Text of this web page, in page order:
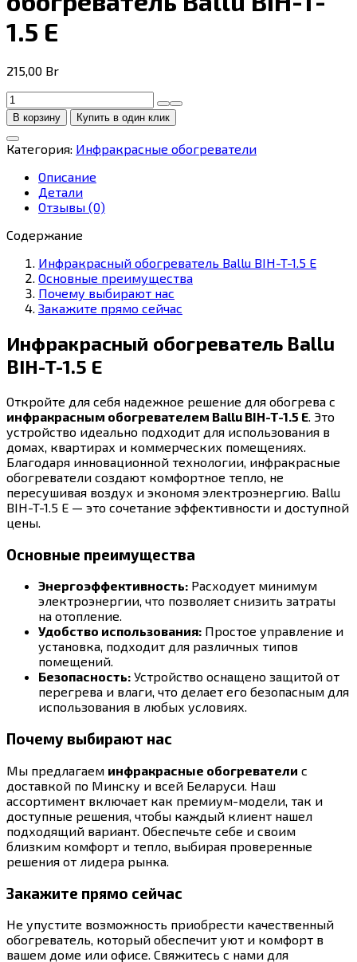
1.5 E
215,00 Br
Количество
товара
Инфракрасный
обогреватель
Ballu
BIH-
В корзину Купить в один клик
Категория: Инфракрасные обогреватели
Описание
Детали
Отзывы (0)
Содержание
Инфракрасный обогреватель Ballu BIH-T-1.5 E
Основные преимущества
Почему выбирают нас
Закажите прямо сейчас
Инфракрасный обогреватель Ballu
BIH-T-1.5 E
Откройте для себя надежное решение для обогрева с
инфракрасным обогревателем Ballu BIH-T-1.5 E. Это
устройство идеально подходит для использования в
домах, квартирах и коммерческих помещениях.
Благодаря инновационной технологии, инфракрасные
обогреватели создают комфортное тепло, не
пересушивая воздух и экономя электроэнергию. Ballu
BIH-T-1.5 E — это сочетание эффективности и доступной
цены.
Основные преимущества
Энергоэффективность: Расходует минимум
электроэнергии, что позволяет снизить затраты
на отопление.
Удобство использования: Простое управление и
установка, подходит для различных типов
помещений.
Безопасность: Устройство оснащено защитой от
перегрева и влаги, что делает его безопасным для
использования в любых условиях.
Почему выбирают нас
Мы предлагаем инфракрасные обогреватели с
доставкой по Минску и всей Беларуси. Наш
ассортимент включает как премиум-модели, так и
доступные решения, чтобы каждый клиент нашел
подходящий вариант. Обеспечьте себе и своим
близким комфорт и тепло, выбирая проверенные
решения от лидера рынка.
Закажите прямо сейчас
Не упустите возможность приобрести качественный
обогреватель, который обеспечит уют и комфорт в
вашем доме или офисе. Свяжитесь с нами для